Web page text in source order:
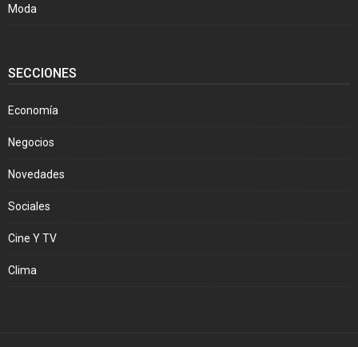
Moda
SECCIONES
Economía
Negocios
Novedades
Sociales
Cine Y TV
Clima